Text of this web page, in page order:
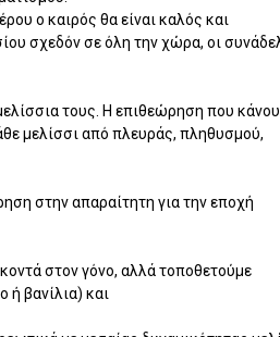
ο καιρός θα είναι καλός και
σχεδόν σε όλη την χώρα, οι
τους. Η επιθεώρηση που
μελίσσι από πλευράς, πληθυσμού,
στην απαραίτητη για την εποχή
στον γόνο, αλλά τοποθετούμε
βανίλια) και